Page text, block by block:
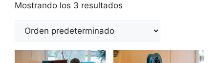
Mostrando los 3 resultados